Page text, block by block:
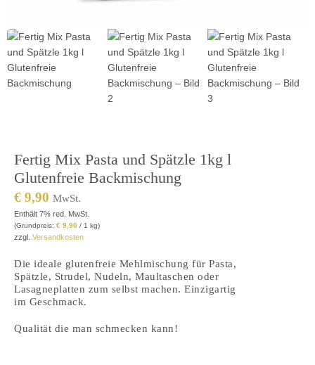
Fertig Mix Pasta und Spätzle 1kg l
Glutenfreie Backmischung
€ 9,90 MwSt.
Enthält 7% red. MwSt.
(Grundpreis: € 9,90 / 1 kg)
zzgl. Versandkosten
Die ideale glutenfreie Mehlmischung für Pasta,
Spätzle, Strudel, Nudeln, Maultaschen oder
Lasagneplatten zum selbst machen. Einzigartig
im Geschmack.
Qualität die man schmecken kann!